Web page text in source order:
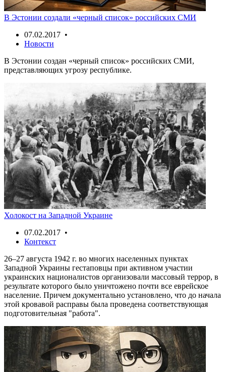
В Эстонии создали «черный список» российских СМИ
07.02.2017 •
Новости
В Эстонии создан «черный список» российских СМИ,
представляющих угрозу республике.
Холокост на Западной Украине
07.02.2017 •
Контекст
26–27 августа 1942 г. во многих населенных пунктах
Западной Украины гестаповцы при активном участии
украинских националистов организовали массовый террор, в
результате которого было уничтожено почти все еврейское
население. Причем документально установлено, что до начала
этой кровавой расправы была проведена соответствующая
подготовительная "работа".